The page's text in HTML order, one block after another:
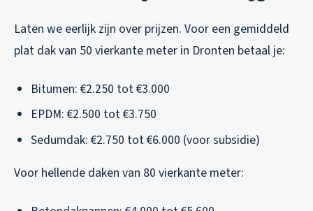
Laten we eerlijk zijn over prijzen. Voor een gemiddeld
plat dak van 50 vierkante meter in Dronten betaal je:
Bitumen: €2.250 tot €3.000
EPDM: €2.500 tot €3.750
Sedumdak: €2.750 tot €6.000 (voor subsidie)
Voor hellende daken van 80 vierkante meter: